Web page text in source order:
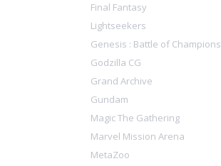
Final Fantasy
Lightseekers
Genesis : Battle of Champions
Godzilla CG
Grand Archive
Gundam
Magic The Gathering
Marvel Mission Arena
MetaZoo